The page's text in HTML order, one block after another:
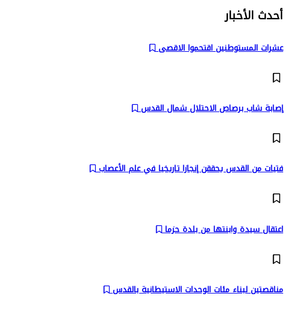
أحدث الأخبار
عشرات المستوطنين اقتحموا الاقصى
إصابة شاب برصاص الاحتلال شمال القدس
فتيات من القدس يحققن إنجازا تاريخيا في علم الأعصاب
اعتقال سيدة وابنتها من بلدة حزما
مناقصتين لبناء مئات الوحدات الاستيطانية بالقدس